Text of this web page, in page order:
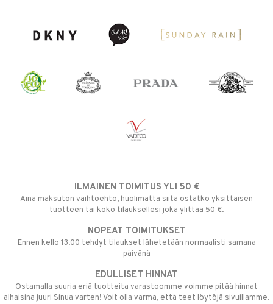
ILMAINEN TOIMITUS YLI 50 €
Aina maksuton vaihtoehto, huolimatta siitä ostatko yksittäisen
tuotteen tai koko tilauksellesi joka ylittää 50 €.
NOPEAT TOIMITUKSET
Ennen kello 13.00 tehdyt tilaukset lähetetään normaalisti samana
päivänä
EDULLISET HINNAT
Ostamalla suuria eriä tuotteita varastoomme voimme pitää hinnat
alhaisina juuri Sinua varten! Voit olla varma, että teet löytöjä sivuillamme.